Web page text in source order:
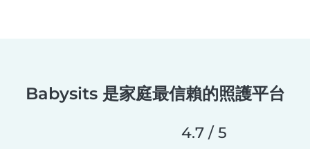
Babysits 是家庭最信賴的照護平台
4.7 / 5